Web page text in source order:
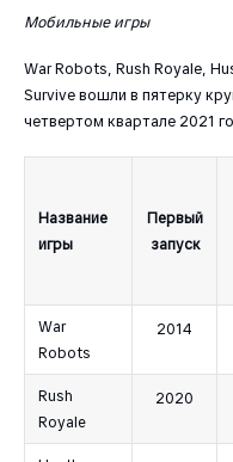
Мобильные игры
War Robots, Rush Royale,
Survive вошли в пятерку
четвертом квартале 2021
Название
игры
Первый
запуск
War
Robots
2014
Rush
Royale
2020